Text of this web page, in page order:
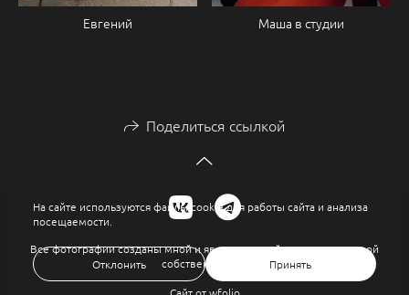
Евгений Маша в студии
Поделиться ссылкой
Все фотографии созданы мной и являются моей интеллектуальной
собственностью.
Сайт отwfolio
На сайте используются файлы cookie для работы сайта и анализа
посещаемости.
Отклонить Принять